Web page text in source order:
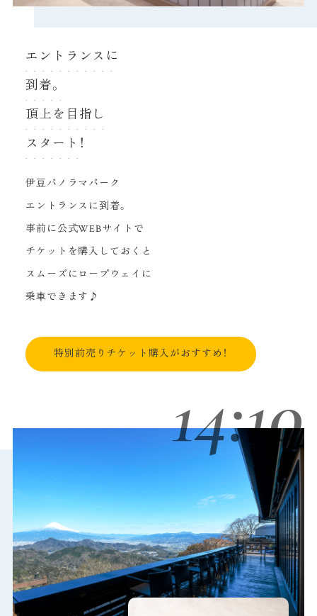
エントランスに
到着。
頂上を目指し
スタート！
伊⾖パノラマパーク
エントランスに到着。
事前に公式WEBサイトで
チケットを購入しておくと
スムーズにロープウェイに
乗⾞できます♪
特別前売りチケット購入がおすすめ！
14:10